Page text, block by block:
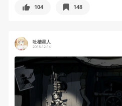
104 148
吐槽星人
2018-12-14